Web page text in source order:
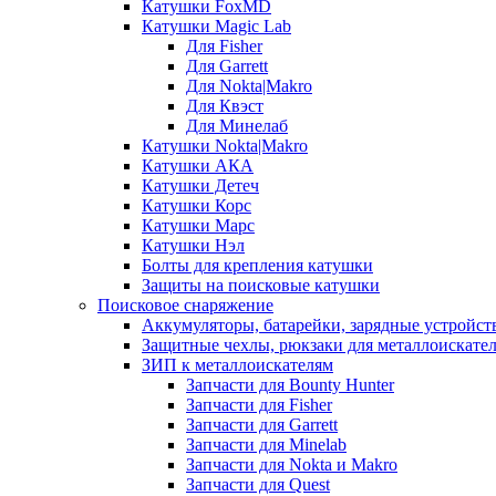
Катушки FoxMD
Катушки Magic Lab
Для Fisher
Для Garrett
Для Nokta|Makro
Для Квэст
Для Минелаб
Катушки Nokta|Makro
Катушки АКА
Катушки Детеч
Катушки Корс
Катушки Марс
Катушки Нэл
Болты для крепления катушки
Защиты на поисковые катушки
Поисковое снаряжение
Аккумуляторы, батарейки, зарядные
Защитные чехлы, рюкзаки для
ЗИП к металлоискателям
Запчасти для Bounty Hunter
Запчасти для Fisher
Запчасти для Garrett
Запчасти для Minelab
Запчасти для Nokta и Makro
Запчасти для Quest